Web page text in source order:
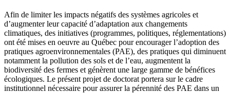
Afin de limiter les impacts négatifs des systèmes agricoles et
d’augmenter leur capacité d’adaptation aux changements
climatiques, des initiatives (programmes, politiques, réglementations)
ont été mises en oeuvre au Québec pour encourager l’adoption des
pratiques agroenvironnementales (PAE), des pratiques qui diminuent
notamment la pollution des sols et de l’eau, augmentent la
biodiversité des fermes et génèrent une large gamme de bénéfices
écologiques. Le présent projet de doctorat portera sur le cadre
institutionnel nécessaire pour assurer la pérennité des PAE dans un